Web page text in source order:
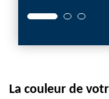
La couleur de